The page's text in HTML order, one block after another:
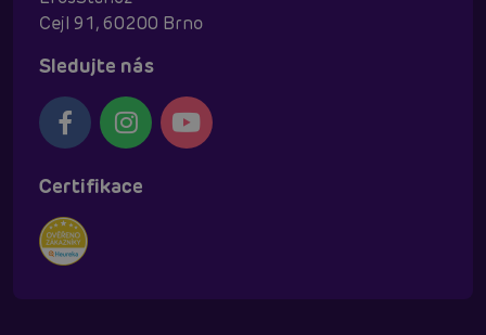
Cejl 91, 60200 Brno
Sledujte nás
Certifikace